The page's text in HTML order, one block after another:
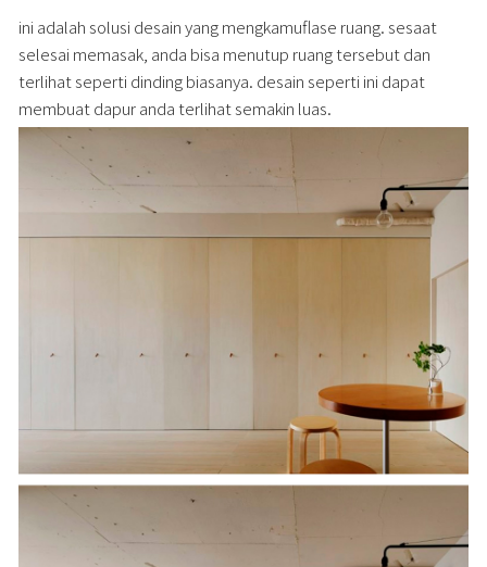
ini adalah solusi desain yang mengkamuflase ruang. sesaat
selesai memasak, anda bisa menutup ruang tersebut dan
terlihat seperti dinding biasanya. desain seperti ini dapat
membuat dapur anda terlihat semakin luas.